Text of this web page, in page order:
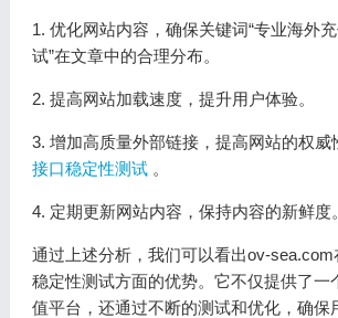
1. 优化网站内容，确保关键词“专业海外
试”在文章中的合理分布。
2. 提高网站加载速度，提升用户体验。
3. 增加高质量外部链接，提高网站的权威
接口稳定性测试。
4. 定期更新网站内容，保持内容的新鲜度。
通过上述分析，我们可以看出ov-sea.com
稳定性测试方面的优势。它不仅提供了一
值平台，还通过不断的测试和优化，确保